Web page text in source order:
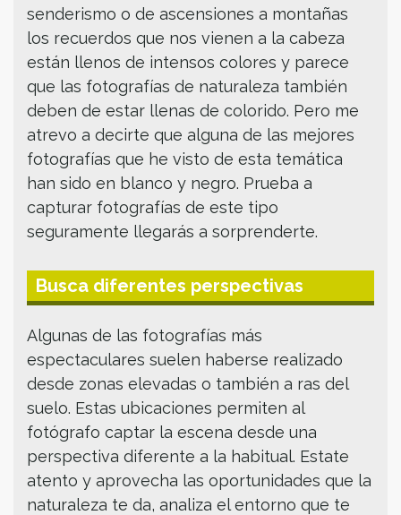
senderismo o de ascensiones a montañas
los recuerdos que nos vienen a la cabeza
están llenos de intensos colores y parece
que las fotografías de naturaleza también
deben de estar llenas de colorido. Pero me
atrevo a decirte que alguna de las mejores
fotografías que he visto de esta temática
han sido en blanco y negro. Prueba a
capturar fotografías de este tipo
seguramente llegarás a sorprenderte.
Busca diferentes perspectivas
Algunas de las fotografías más
espectaculares suelen haberse realizado
desde zonas elevadas o también a ras del
suelo. Estas ubicaciones permiten al
fotógrafo captar la escena desde una
perspectiva diferente a la habitual. Estate
atento y aprovecha las oportunidades que la
naturaleza te da, analiza el entorno que te